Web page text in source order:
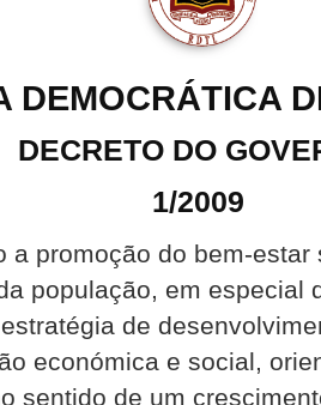
DEMOCRÁTICA
DECRETO DO
1/2009
a promoção do bem-
população, em especial
de
económica e social,
sentido de um